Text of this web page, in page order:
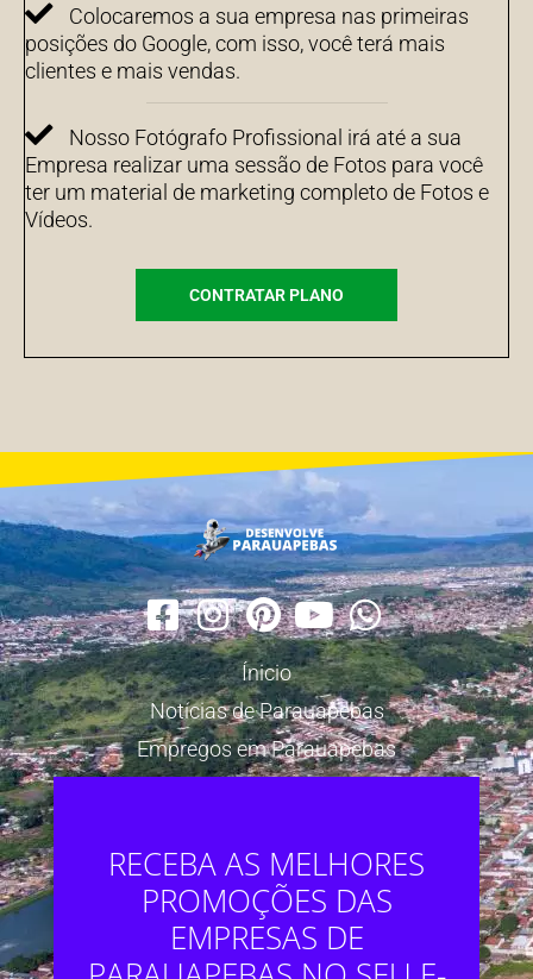
Colocaremos a sua empresa nas primeiras
posições do Google, com isso, você terá mais
clientes e mais vendas.
Nosso Fotógrafo Profissional irá até a sua
Empresa realizar uma sessão de Fotos para você
ter um material de marketing completo de Fotos e
Vídeos.
CONTRATAR PLANO
Ínicio
Notícias de Parauapebas
Empregos em Parauapebas
RECEBA AS MELHORES
PROMOÇÕES DAS
EMPRESAS DE